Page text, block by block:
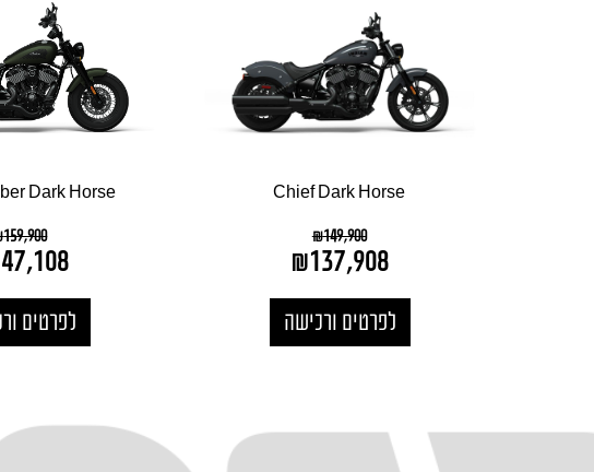
Chief Dark Horse
₪149,900
₪137,908
לפרטים ורכישה
Dark Horse
159,900
לפרטים